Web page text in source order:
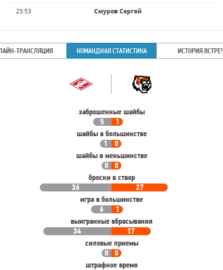
Время Имя
игрока
25:53 Смуров Сергей
ТРАНСЛЯЦИЯ КОМАНДНАЯ СТАТИСТИКА ИСТОРИЯ
статистика
Команда
заброшенные шайбы
5
1
шайбы в большинстве
1
0
шайбы в меньшинстве
0
0
броски в створ
36
27
игра в большинстве
6
1
выигранные вбрасывания
34
17
силовые приемы
0
0
штрафное время